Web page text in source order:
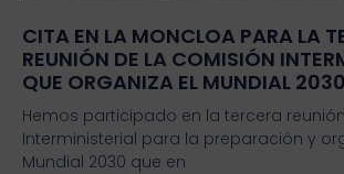
CITA EN LA MONCLOA PARA LA
REUNIÓN DE LA COMISIÓN
QUE ORGANIZA EL MUNDIAL 2030
Hemos participado en la tercera
Interministerial para la preparación y
Mundial 2030 que en